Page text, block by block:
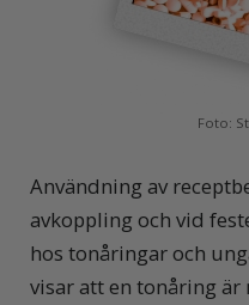
Foto:
Användning av
avkoppling och vid
hos tonåringar och
visar att en tonåring är